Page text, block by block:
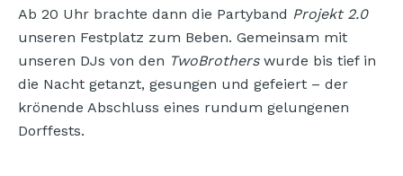
Ab 20 Uhr brachte dann die Partyband Projekt 2.0
unseren Festplatz zum Beben. Gemeinsam mit
unseren DJs von den TwoBrothers wurde bis tief in
die Nacht getanzt, gesungen und gefeiert – der
krönende Abschluss eines rundum gelungenen
Dorffests.